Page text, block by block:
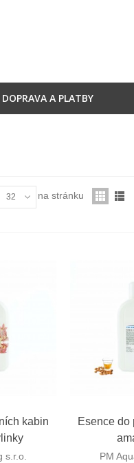
DOPRAVA A PLATBY
32 na stránku
kabin
s.r.o.
Rychlý
Esence do
PM